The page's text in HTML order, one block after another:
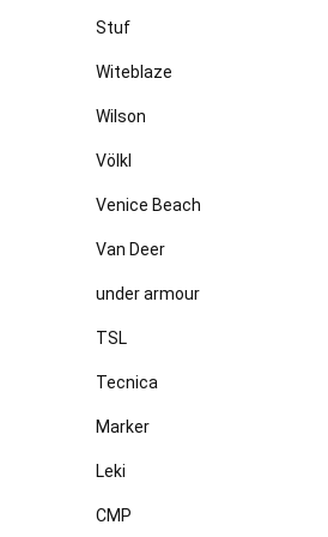
Stuf
Witeblaze
Wilson
Völkl
Venice Beach
Van Deer
under armour
TSL
Tecnica
Marker
Leki
CMP